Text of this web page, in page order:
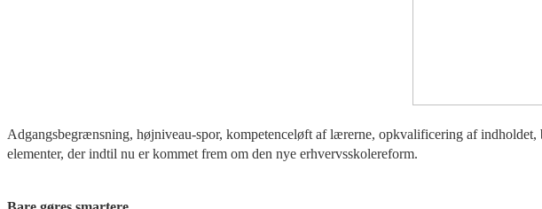
Adgangsbegrænsning, højniveau-spor, kompetenceløft af lærerne, opkvalificering af
elementer, der indtil nu er kommet frem om den nye erhvervsskolereform.